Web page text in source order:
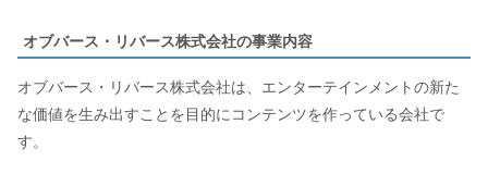
オブバース・リバース株式会社の事業内容
オブバース・リバース株式会社は、エンターテインメントの新た
な価値を生み出すことを目的にコンテンツを作っている会社で
す。